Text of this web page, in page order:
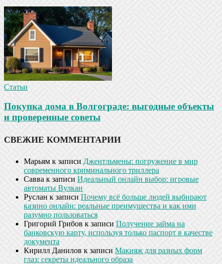
Статьи
Покупка дома в Волгограде: выгодные объекты
и проверенные советы
СВЕЖИЕ КОММЕНТАРИИ
Марьям к записи Джентльмены: погружение в мир
современного криминального триллера
Савва к записи Идеальный онлайн выбор: игровые
автоматы Вулкан
Руслан к записи Почему всё больше людей выбирают
казино онлайн: реальные преимущества и как ими
разумно пользоваться
Григорий Грибов к записи Получение займа на
банковскую карту, используя только паспорт в качестве
документа
Кирилл Данилов к записи Макияж для разных форм
глаз: секреты идеального образа